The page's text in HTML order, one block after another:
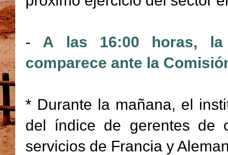
- A las 16:00 horas, la
comparece ante la
* Durante la mañana, el
del índice de gerentes de
servicios de Francia y